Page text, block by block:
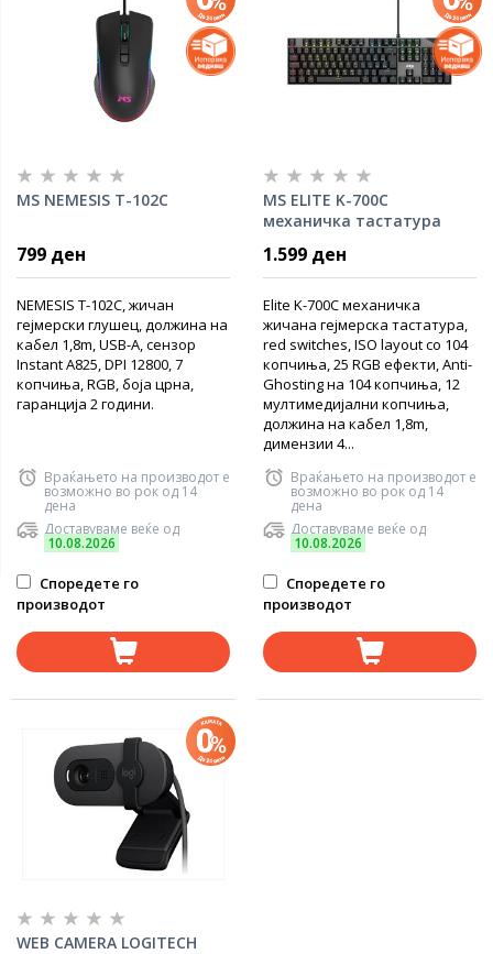
MS NEMESIS T-102C
799 ден
NEMESIS T-102C, жичан
гејмерски глушец, должина на
кабел 1,8m, USB-A, сензор
Instant A825, DPI 12800, 7
копчиња, RGB, боја црна,
гаранција 2 години.
Враќањето на производот е
возможно во рок од 14
дена
Доставуваме веќе од
10.08.2026
Споредете го
производот
MS ELITE K-700C
механичка тастатура
1.599 ден
Elite K-700C механичка
жичана гејмерска тастатура,
red switches, ISO layout со 104
копчиња, 25 RGB ефекти, Anti-
Ghosting на 104 копчиња, 12
мултимедијални копчиња,
должина на кабел 1,8m,
димензии 4...
Враќањето на производот е
возможно во рок од 14
дена
Доставуваме веќе од
10.08.2026
Споредете го
производот
WEB CAMERA LOGITECH